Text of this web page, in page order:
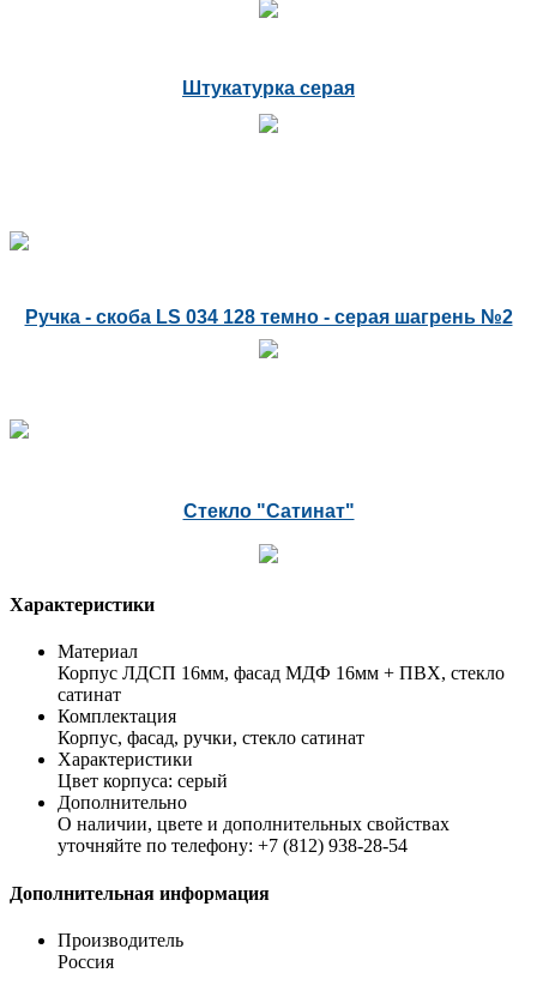
Штукатурка серая
Ручка - скоба LS 034 128 темно - серая шагрень №2
Стекло "Сатинат"
Характеристики
Материал
Корпус ЛДСП 16мм, фасад МДФ 16мм + ПВХ, стекло
сатинат
Комплектация
Корпус, фасад, ручки, стекло сатинат
Характеристики
Цвет корпуса: серый
Дополнительно
О наличии, цвете и дополнительных свойствах
уточняйте по телефону: +7 (812) 938-28-54
Дополнительная информация
Производитель
Россия